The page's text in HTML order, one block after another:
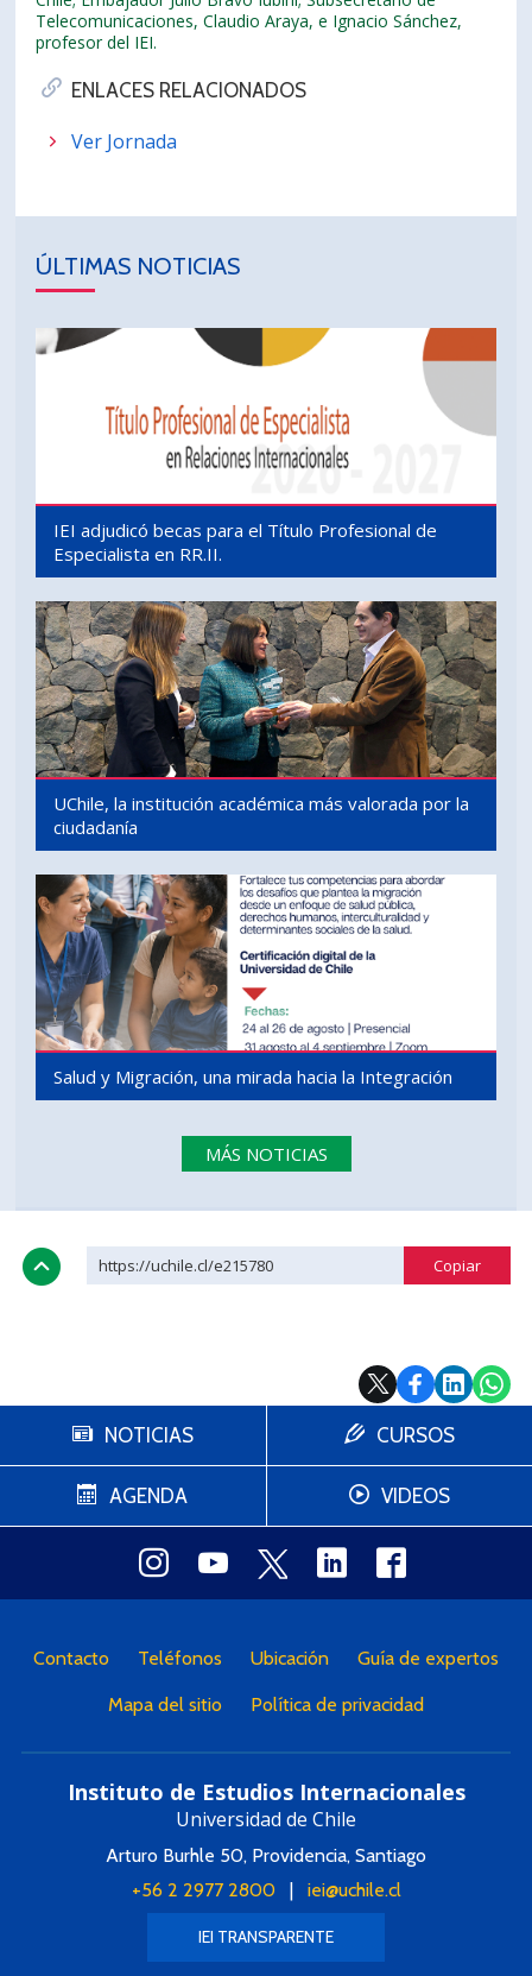
Telecomunicaciones, Claudio Araya, e Ignacio Sánchez,
profesor del IEI.
ENLACES RELACIONADOS
Ver Jornada
ÚLTIMAS NOTICIAS
IEI adjudicó becas para el Título Profesional de
Especialista en RR.II.
UChile, la institución académica más valorada por la
ciudadanía
Salud y Migración, una mirada hacia la Integración
MÁS NOTICIAS
https://uchile.cl/e215780
NOTICIAS
AGENDA
CURSOS
VIDEOS
Contacto Teléfonos Ubicación Guía de expertos
Mapa del sitio Política de privacidad
Instituto de Estudios Internacionales
Universidad de Chile
Arturo Burhle 50, Providencia, Santiago
+56 2 2977 2800| iei@uchile.cl
IEI TRANSPARENTE